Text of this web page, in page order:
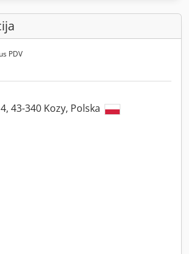
PDV
43-340 Kozy, Polska